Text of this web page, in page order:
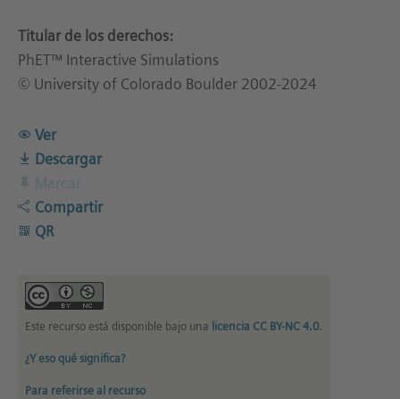
Titular de los derechos:
PhET™ Interactive Simulations
© University of Colorado Boulder 2002-2024
Ver
Descargar
Compartir
QR
Este recurso está disponible bajo una licencia CC BY-NC 4.0.
¿Y eso qué significa?
Para referirse al recurso